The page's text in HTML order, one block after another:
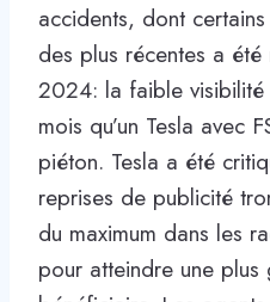
accidents, dont
des plus récentes a
2024: la faible
mois qu’un Tesla avec
piéton. Tesla a été
reprises de publicité
du maximum dans les
pour atteindre une